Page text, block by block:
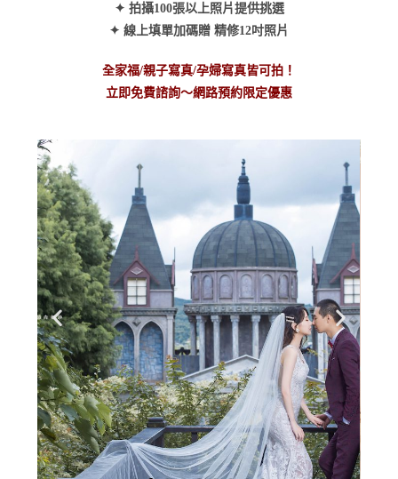
✦ 拍攝100張以上照片提供挑選
✦ 線上填單加碼贈 精修12吋照片
全家福/親子寫真/孕婦寫真皆可拍！
立即免費諮詢～網路預約限定優惠